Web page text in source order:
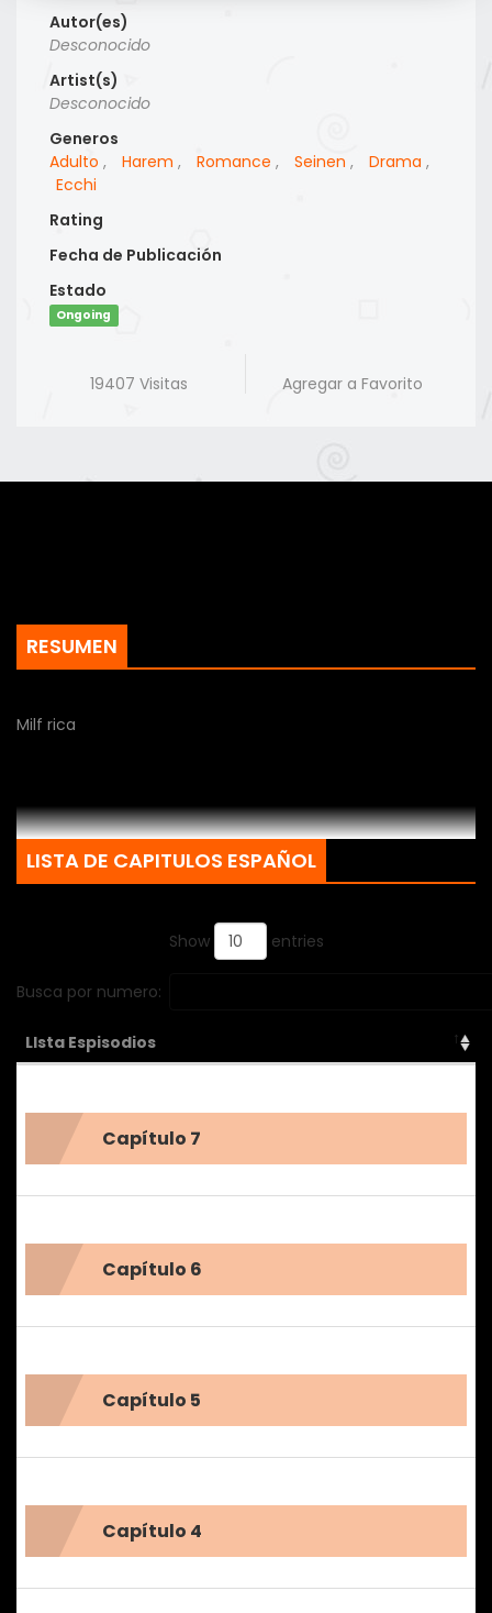
Autor(es)
Desconocido
Artist(s)
Desconocido
Generos
Adulto , Harem , Romance , Seinen , Drama ,
Ecchi
Rating
Fecha de Publicación
Estado
Ongoing
19407 Visitas Agregar a Favorito
RESUMEN
Milf rica
LISTA DE CAPITULOS ESPAÑOL
Show entries
Busca por numero:
LIsta Espisodios
Capítulo 7
Capítulo 6
Capítulo 5
Capítulo 4